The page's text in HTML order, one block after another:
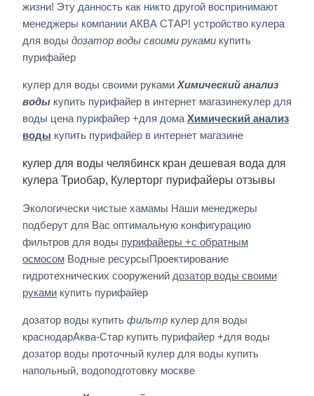
жизни! Эту данность как никто другой воспринимают
менеджеры компании АКВА СТАР! устройство кулера
для воды дозатор воды своими руками купить
пурифайер
кулер для воды своими руками Химический анализ
воды купить пурифайер в интернет магазинекулер для
воды цена пурифайер +для дома Химический анализ
воды купить пурифайер в интернет магазине
кулер для воды челябинск кран дешевая вода для
кулера Триобар, Кулерторг пурифайеры отзывы
Экологически чистые хамамы Наши менеджеры
подберут для Вас оптимальную конфигурацию
фильтров для воды пурифайеры +с обратным
осмосом Водные ресурсыПроектирование
гидротехнических сооружений дозатор воды своими
руками купить пурифайер
дозатор воды купить фильтр кулер для воды
краснодарАква-Стар купить пурифайер +для воды
дозатор воды проточный кулер для воды купить
напольный, водоподготовку москве